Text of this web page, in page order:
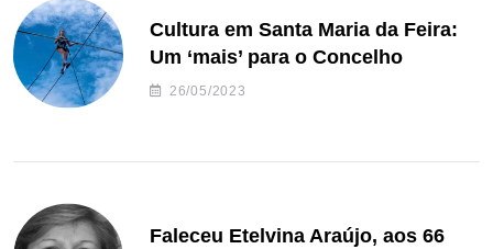
Cultura em Santa Maria da Feira:
Um ‘mais’ para o Concelho
26/05/2023
Faleceu Etelvina Araújo, aos 66